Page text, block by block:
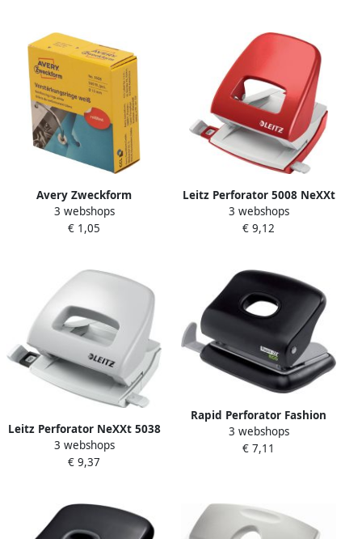
Avery Zweckform
Versterkingsringen 3508
13Mm 500stuks wit
3 webshops
€ 1,05
Leitz Perforator 5008 NeXXt
metaal 30 vel rood
3 webshops
€ 9,12
Leitz Perforator NeXXt 5038
2-gaats 16vel grijs
3 webshops
€ 9,37
Rapid Perforator Fashion
Eco 20 vel zwart
3 webshops
€ 7,11